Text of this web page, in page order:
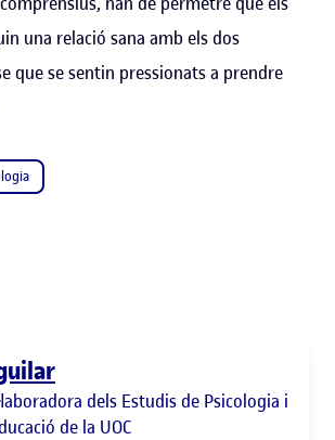
una relació sana amb els dos
que se sentin pressionats a prendre
dels Estudis de Psicologia i
de la UOC